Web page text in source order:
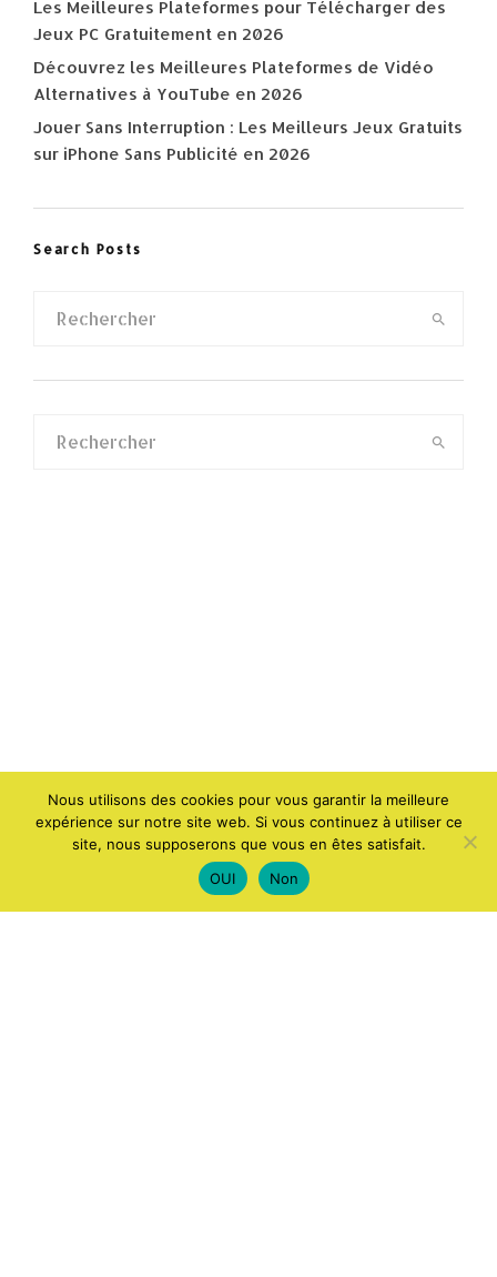
Les Meilleures Plateformes pour Télécharger des
Jeux PC Gratuitement en 2026
Découvrez les Meilleures Plateformes de Vidéo
Alternatives à YouTube en 2026
Jouer Sans Interruption : Les Meilleurs Jeux Gratuits
sur iPhone Sans Publicité en 2026
Search Posts
Nous utilisons des cookies pour vous garantir la meilleure
expérience sur notre site web. Si vous continuez à utiliser ce
site, nous supposerons que vous en êtes satisfait.
OUI
Non